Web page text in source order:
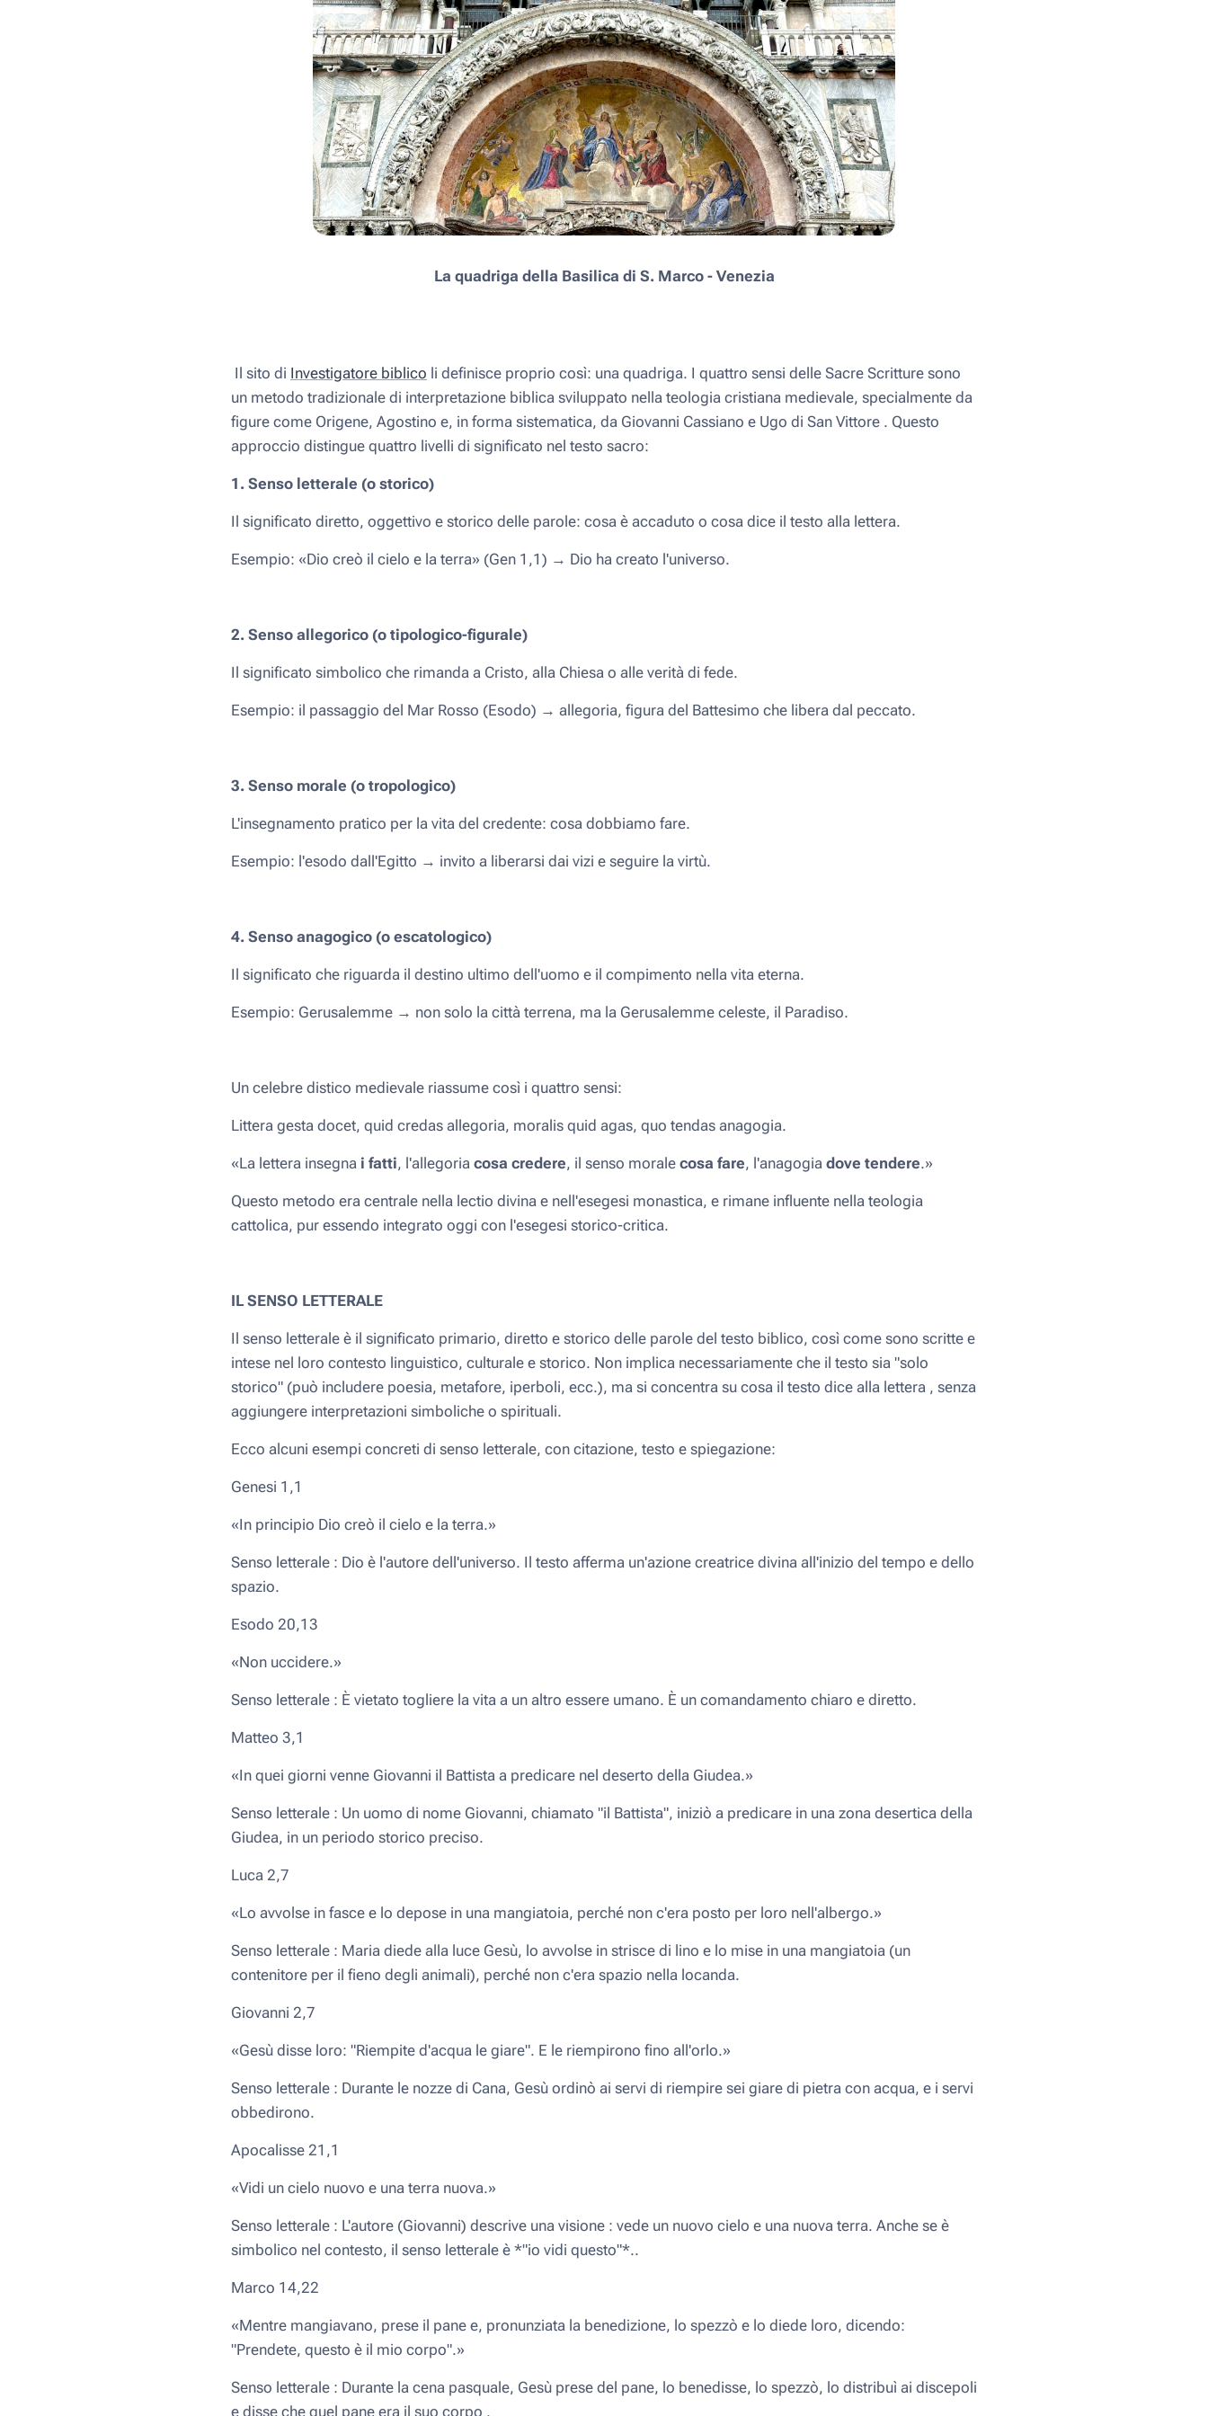
La quadriga della Basilica di S. Marco - Venezia
Il sito di Investigatore biblico li definisce proprio così: una quadriga. I quattro sensi delle Sacre Scritture sono
un metodo tradizionale di interpretazione biblica sviluppato nella teologia cristiana medievale, specialmente da
figure come Origene, Agostino e, in forma sistematica, da Giovanni Cassiano e Ugo di San Vittore . Questo
approccio distingue quattro livelli di significato nel testo sacro:
1. Senso letterale (o storico)
Il significato diretto, oggettivo e storico delle parole: cosa è accaduto o cosa dice il testo alla lettera.
Esempio: «Dio creò il cielo e la terra» (Gen 1,1) → Dio ha creato l'universo.
2. Senso allegorico (o tipologico-figurale)
Il significato simbolico che rimanda a Cristo, alla Chiesa o alle verità di fede.
Esempio: il passaggio del Mar Rosso (Esodo) → allegoria, figura del Battesimo che libera dal peccato.
3. Senso morale (o tropologico)
L'insegnamento pratico per la vita del credente: cosa dobbiamo fare.
Esempio: l'esodo dall'Egitto → invito a liberarsi dai vizi e seguire la virtù.
4. Senso anagogico (o escatologico)
Il significato che riguarda il destino ultimo dell'uomo e il compimento nella vita eterna.
Esempio: Gerusalemme → non solo la città terrena, ma la Gerusalemme celeste, il Paradiso.
Un celebre distico medievale riassume così i quattro sensi:
Littera gesta docet, quid credas allegoria, moralis quid agas, quo tendas anagogia.
«La lettera insegna i fatti, l'allegoria cosa credere, il senso morale cosa fare, l'anagogia dove tendere.»
Questo metodo era centrale nella lectio divina e nell'esegesi monastica, e rimane influente nella teologia
cattolica, pur essendo integrato oggi con l'esegesi storico-critica.
IL SENSO LETTERALE
Il senso letterale è il significato primario, diretto e storico delle parole del testo biblico, così come sono scritte e
intese nel loro contesto linguistico, culturale e storico. Non implica necessariamente che il testo sia "solo
storico" (può includere poesia, metafore, iperboli, ecc.), ma si concentra su cosa il testo dice alla lettera , senza
aggiungere interpretazioni simboliche o spirituali.
Ecco alcuni esempi concreti di senso letterale, con citazione, testo e spiegazione:
Genesi 1,1
«In principio Dio creò il cielo e la terra.»
Senso letterale : Dio è l'autore dell'universo. Il testo afferma un'azione creatrice divina all'inizio del tempo e dello
spazio.
Esodo 20,13
«Non uccidere.»
Senso letterale : È vietato togliere la vita a un altro essere umano. È un comandamento chiaro e diretto.
Matteo 3,1
«In quei giorni venne Giovanni il Battista a predicare nel deserto della Giudea.»
Senso letterale : Un uomo di nome Giovanni, chiamato "il Battista", iniziò a predicare in una zona desertica della
Giudea, in un periodo storico preciso.
Luca 2,7
«Lo avvolse in fasce e lo depose in una mangiatoia, perché non c'era posto per loro nell'albergo.»
Senso letterale : Maria diede alla luce Gesù, lo avvolse in strisce di lino e lo mise in una mangiatoia (un
contenitore per il fieno degli animali), perché non c'era spazio nella locanda.
Giovanni 2,7
«Gesù disse loro: "Riempite d'acqua le giare". E le riempirono fino all'orlo.»
Senso letterale : Durante le nozze di Cana, Gesù ordinò ai servi di riempire sei giare di pietra con acqua, e i servi
obbedirono.
Apocalisse 21,1
«Vidi un cielo nuovo e una terra nuova.»
Senso letterale : L'autore (Giovanni) descrive una visione : vede un nuovo cielo e una nuova terra. Anche se è
simbolico nel contesto, il senso letterale è *"io vidi questo"*..
Marco 14,22
«Mentre mangiavano, prese il pane e, pronunziata la benedizione, lo spezzò e lo diede loro, dicendo:
"Prendete, questo è il mio corpo".»
Senso letterale : Durante la cena pasquale, Gesù prese del pane, lo benedisse, lo spezzò, lo distribuì ai discepoli
e disse che quel pane era il suo corpo .